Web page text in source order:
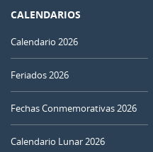
CALENDARIOS
Calendario 2026
Feriados 2026
Fechas Conmemorativas 2026
Calendario Lunar 2026